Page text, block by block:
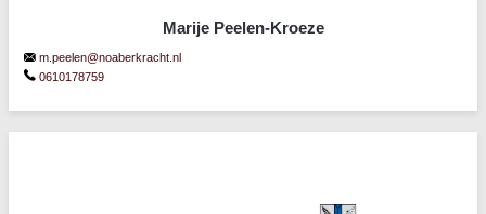
Marije Peelen-Kroeze
m.peelen@noaberkracht.nl
0610178759